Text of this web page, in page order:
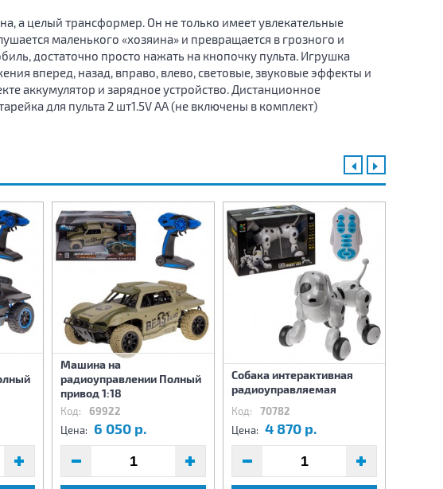
а целый трансформер. Он не только имеет увлекательные
маленького «хозяина» и превращается в грозного и
достаточно просто нажать на кнопочку пульта. Игрушка
вперед, назад, вправо, влево, световые, звуковые эффекты и
аккумулятор и зарядное устройство. Дистанционное
для пульта 2 шт1.5V AA (не включены в комплект)
Машина на
радиоуправлении Полный
привод 1:18
Код: 69922
Цена: 6 050 р.
Собака интерактивная
радиоуправляемая
Код: 70782
Цена: 4 870 р.